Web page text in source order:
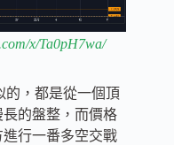
x/Ta0pH7wa/
的，都是從一個頂
的盤整，而價格
行一番多空交戰